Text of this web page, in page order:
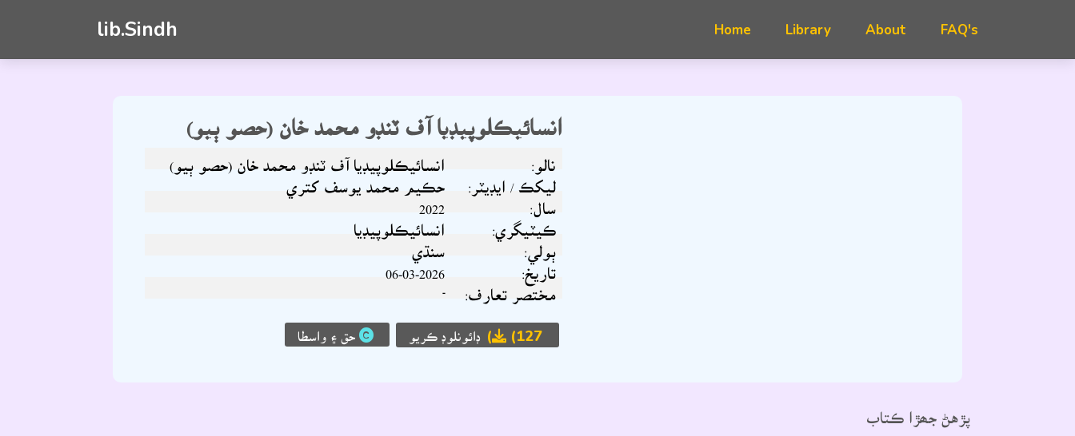
lib.Sindh FAQ's
انسائيڪلوپيڊيا آف ٽنڊو محمد خان (حصو ٻيو)
انسائيڪلوپيڊيا آف ٽنڊو محمد خان (حصو ٻيو) نالو:
حڪيم محمد يوسف کتري ليکڪ / ايڊيٽر:
سال:
انسائيڪلوپيڊيا ڪيٽيگري:
سنڌي ٻولي:
06-03-2026 تاريخ:
مختصر تعارف:
(127) ڊائونلوڊ ڪريو حق ۽ واسطا
پڙهڻ جھڙا ڪتاب